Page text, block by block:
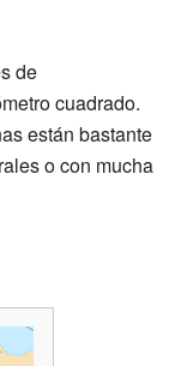
de
cuadrado.
están bastante
o con mucha